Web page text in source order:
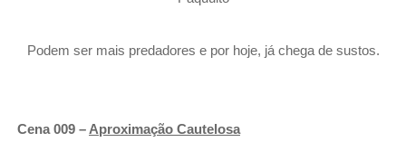
Podem ser mais predadores e por hoje, já chega de sustos.
Cena 009 – Aproximação Cautelosa